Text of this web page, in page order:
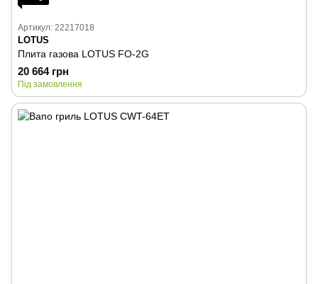
Артикул: 22217018
LOTUS
Плита газова LOTUS FO-2G
20 664 грн
Під замовлення